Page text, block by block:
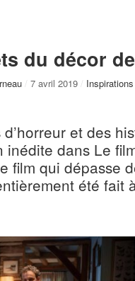
du décor
/ 7 avril 2019 / Inspirations
et des
inédite dans Le
film qui dépasse
été fait